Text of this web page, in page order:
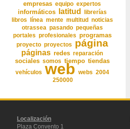
empresas equipo expertos
informáticos
latitud
librerías
libros
línea mente multitud noticias
otrassea pasando pequeñas
portales profesionales programas
proyecto proyectos página
páginas redes reparación
sociales somos tiempo tiendas
vehículos web webs 2004
250000
Localización
Plaza Convento 1